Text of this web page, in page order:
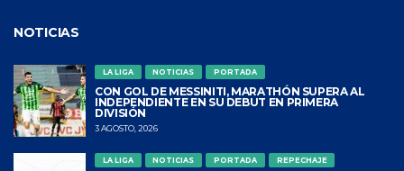
NOTICIAS
LA LIGA NOTICIAS PORTADA
CON GOL DE MESSINITI, MARATHÓN SUPERA AL
INDEPENDIENTE EN SU DEBUT EN PRIMERA
DIVISIÓN
3 AGOSTO, 2026
LA LIGA NOTICIAS PORTADA REPECHAJE